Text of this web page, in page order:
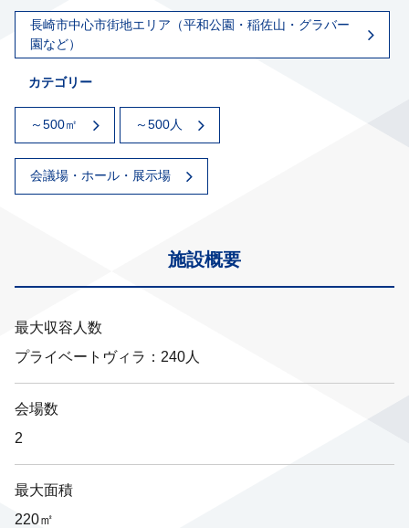
長崎市中心市街地エリア（平和公園・稲佐山・グラバー
園など）
カテゴリー
～500㎡ ～500人
会議場・ホール・展示場
施設概要
最大収容人数
プライベートヴィラ：240人
会場数
2
最大面積
220㎡